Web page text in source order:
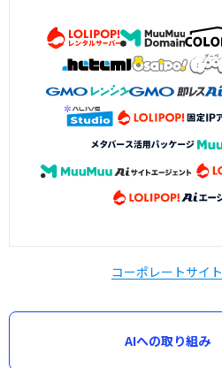
コーポレートサイト
AIへの取り組み